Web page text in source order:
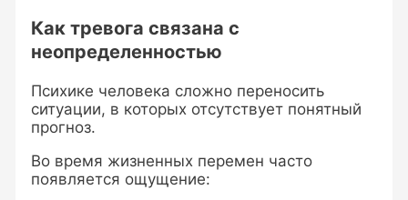
Как тревога связана с
неопределенностью
Психике человека сложно переносить
ситуации, в которых отсутствует понятный
прогноз.
Во время жизненных перемен часто
появляется ощущение: